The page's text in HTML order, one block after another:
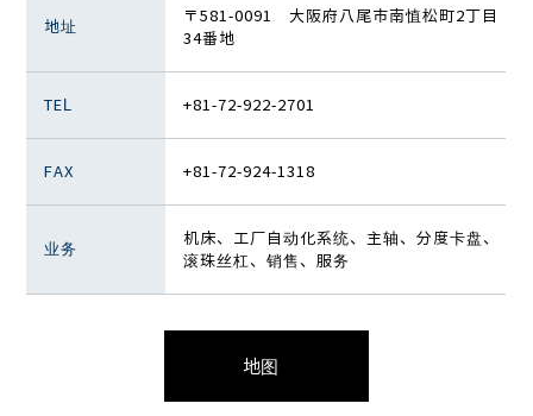
地址
〒581-0091 大阪府八尾市南㥀松町2丁目
34番地
TEL +81-72-922-2701
FAX +81-72-924-1318
业务
机床、工厂自动化系统、主轴、分度卡盘、
滚珠丝杠、销售、服务
地图